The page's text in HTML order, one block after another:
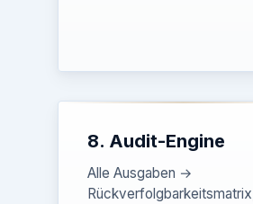
8. Audit-Engine
Alle Ausgaben →